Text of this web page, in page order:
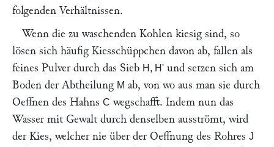
folgenden Verhältnissen.
Wenn die zu waschenden Kohlen kiesig sind, so
lösen sich häufig Kiesschüppchen davon ab, fallen als
feines Pulver durch das Sieb H, H' und setzen sich am
Boden der Abtheilung M ab, von wo aus man sie durch
Oeffnen des Hahns C wegschafft. Indem nun das
Wasser mit Gewalt durch denselben ausströmt, wird
der Kies, welcher nie über der Oeffnung des Rohres J